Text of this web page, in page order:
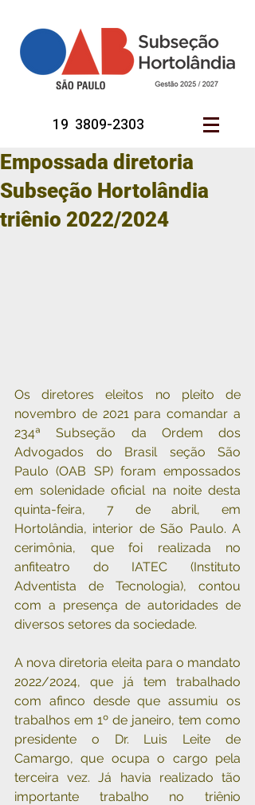
19 3809-2303
Empossada diretoria
Subseção Hortolândia
triênio 2022/2024
Os diretores eleitos no pleito de
novembro de 2021 para comandar a
234ª Subseção da Ordem dos
Advogados do Brasil seção São
Paulo (OAB SP) foram empossados
em solenidade oficial na noite desta
quinta-feira, 7 de abril, em
Hortolândia, interior de São Paulo. A
cerimônia, que foi realizada no
anfiteatro do IATEC (Instituto
Adventista de Tecnologia), contou
com a presença de autoridades de
diversos setores da sociedade.
A nova diretoria eleita para o mandato
2022/2024, que já tem trabalhado
com afinco desde que assumiu os
trabalhos em 1º de janeiro, tem como
presidente o Dr. Luis Leite de
Camargo, que ocupa o cargo pela
terceira vez. Já havia realizado tão
importante trabalho no triênio